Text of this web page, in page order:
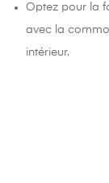
Optez pour la
avec la
intérieur.